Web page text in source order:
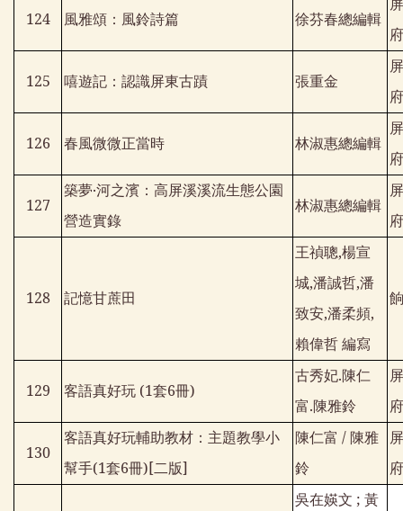
124 風雅頌：風鈴詩篇 徐芬春總編輯
府
125 嘻遊記：認識屏東古蹟 張重金
126 春風微微正當時 林淑惠總編輯
府
127
築夢‧河之濱：高屏溪溪流生態公園
營造實錄
林淑惠總編輯
府
128 記憶甘蔗田
王禎聰,楊宣
城,潘誠哲,潘
致安,潘柔頻,
賴偉哲 編寫
129 客語真好玩(1套6冊)
古秀妃.陳仁
富.陳雅鈴
府
130
客語真好玩輔助教材：主題教學小
幫手(1套6冊)[二版]
陳仁富 /陳雅
鈴
府
吳在媖文 ; 黃